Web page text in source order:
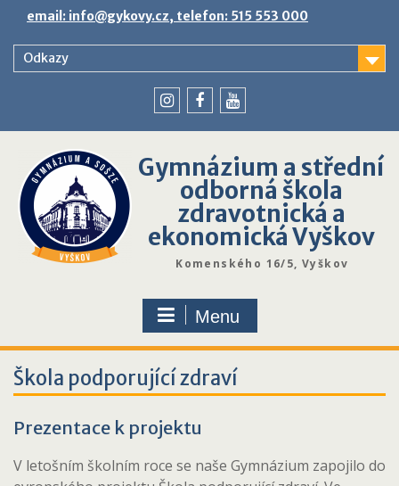
content
email: info@gykovy.cz, telefon: 515 553 000
Odkazy
Gymnázium a střední
odborná škola
zdravotnická a
ekonomická Vyškov
Komenského 16/5, Vyškov
Menu
Škola podporující zdraví
Prezentace k projektu
V letošním školním roce se naše Gymnázium zapojilo do